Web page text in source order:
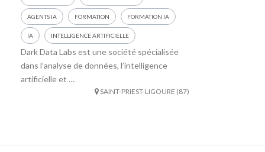
AGENTS IA FORMATION FORMATION IA
IA INTELLIGENCE ARTIFICIELLE
Dark Data Labs est une société spécialisée
dans l’analyse de données, l’intelligence
artificielle et …
SAINT-PRIEST-LIGOURE (87)